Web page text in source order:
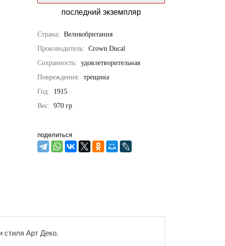
последний экземпляр
Страна: Великобритания
Производитель: Crown Ducal
Сохранность: удовлетворительная
Повреждения: трещина
Год: 1915
Вес: 970 гр
поделиться
стиля Арт Деко.